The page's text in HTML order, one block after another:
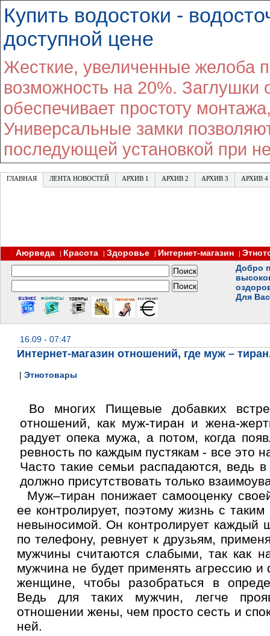
Купить водостоки -
доступной цене
Жесткие, увеличенные желоба
возможность на 20%.
обеспечивает простоту
Универсальные замки
последующей установкой при
ГЛАВНАЯ ЛЕНТА НОВОСТЕЙ АРХИВ 1 АРХИВ 2 АРХИВ 3 АРХИВ 4
Аюрведа | Красота | Здоровье | Интернет-магазин |
Добро
Для
16.09 - 07:47
Интернет-магазин отношений, где муж –
| Этнотовары
Во многих Пищевые добавких
отношений, как муж-тиран и жена-
радует опека мужа, а потом, когда
ревность по каждым пустякам - все это
Часто такие семьи распадаются, ведь
должно присутствовать только
Муж–тиран понижает самооценку
ее контролирует, поэтому жизнь с
невыносимой. Он контролирует каждый
по телефону, ревнует к друзьям,
мужчины считаются слабыми, так как
мужчина не будет применять агрессию и
женщине, чтобы разобраться в
Ведь для таких мужчин, легче
отношении жены, чем просто сесть и
ней.